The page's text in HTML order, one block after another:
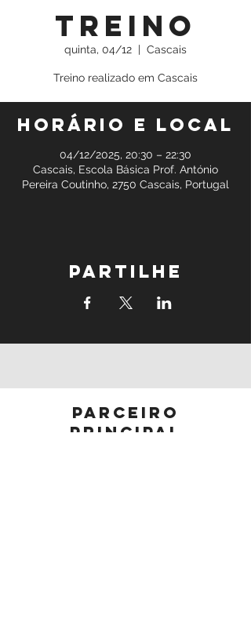
Treino
quinta, 04/12
  |
Cascais
Treino realizado em Cascais
Horário e local
04/12/2025, 20:30 – 22:30
Cascais, Escola Básica Prof. António
Pereira Coutinho, 2750 Cascais, Portugal
Partilhe
parceiro
principal